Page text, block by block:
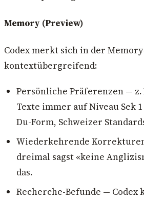
Memory (Preview)
Codex merkt sich in der
kontextübergreifend:
Persönliche Präferenzen —
Texte immer auf Niveau Sek
Du-Form, Schweizer
Wiederkehrende
dreimal sagst «keine
das.
Recherche-Befunde — Codex